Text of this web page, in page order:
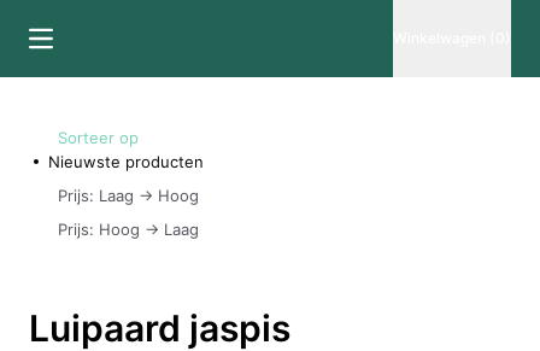
Sorteer op
Nieuwste producten
Prijs: Laag -> Hoog
Prijs: Hoog -> Laag
Luipaard jaspis